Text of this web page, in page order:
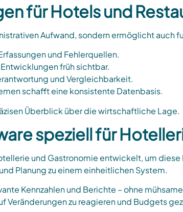
für Hotels und
Aufwand, sondern ermöglicht
und Fehlerquellen.
früh sichtbar.
und Vergleichbarkeit.
schafft eine konsistente Datenbasis.
Überblick über die wirtschaftliche Lage.
speziell für
und Gastronomie entwickelt, um diese
Planung zu einem einheitlichen System.
Kennzahlen und Berichte – ohne
Veränderungen zu reagieren und Budgets